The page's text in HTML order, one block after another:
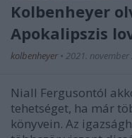
Kolbenheyer
Apokalipszis
kolbenheyer • 2021. november
Niall Fergusontól
tehetséget, ha már
könyvein. Az